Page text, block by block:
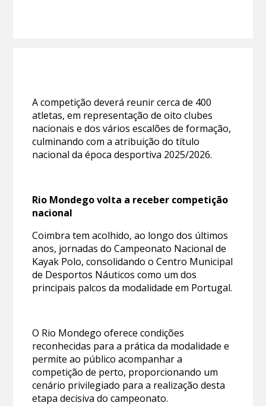
A competição deverá reunir cerca de 400
atletas, em representação de oito clubes
nacionais e dos vários escalões de formação,
culminando com a atribuição do título
nacional da época desportiva 2025/2026.
Rio Mondego volta a receber competição
nacional
Coimbra tem acolhido, ao longo dos últimos
anos, jornadas do Campeonato Nacional de
Kayak Polo, consolidando o Centro Municipal
de Desportos Náuticos como um dos
principais palcos da modalidade em Portugal.
O Rio Mondego oferece condições
reconhecidas para a prática da modalidade e
permite ao público acompanhar a
competição de perto, proporcionando um
cenário privilegiado para a realização desta
etapa decisiva do campeonato.